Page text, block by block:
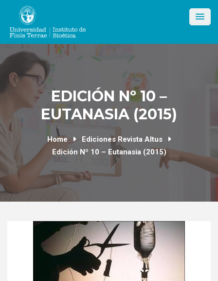
content
EDICIÓN Nº 10 –
EUTANASIA (2015)
Home
Ediciones Revista Altus
Edición Nº 10 – Eutanasia (2015)